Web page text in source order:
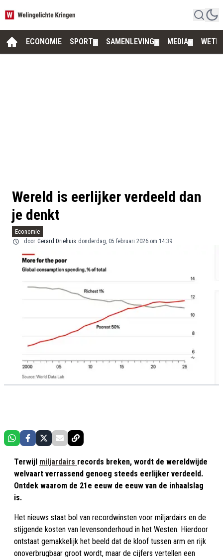
ECONOMIE SPORT SAMENLEVING MEDIA
Wereld is eerlijker verdeeld dan
je denkt
Economie
door Gerard Driehuis donderdag, 05 februari 2026 om 14:39
Terwijl miljardairs records breken, wordt de wereldwijde
welvaart verrassend genoeg steeds eerlijker verdeeld.
Ontdek waarom de 21e eeuw de eeuw van de inhaalslag
is.
Het nieuws staat bol van recordwinsten voor miljardairs en de
stijgende kosten van levensonderhoud in het Westen. Hierdoor
ontstaat gemakkelijk het beeld dat de kloof tussen arm en rijk
onoverbrugbaar groot wordt, maar de cijfers vertellen een